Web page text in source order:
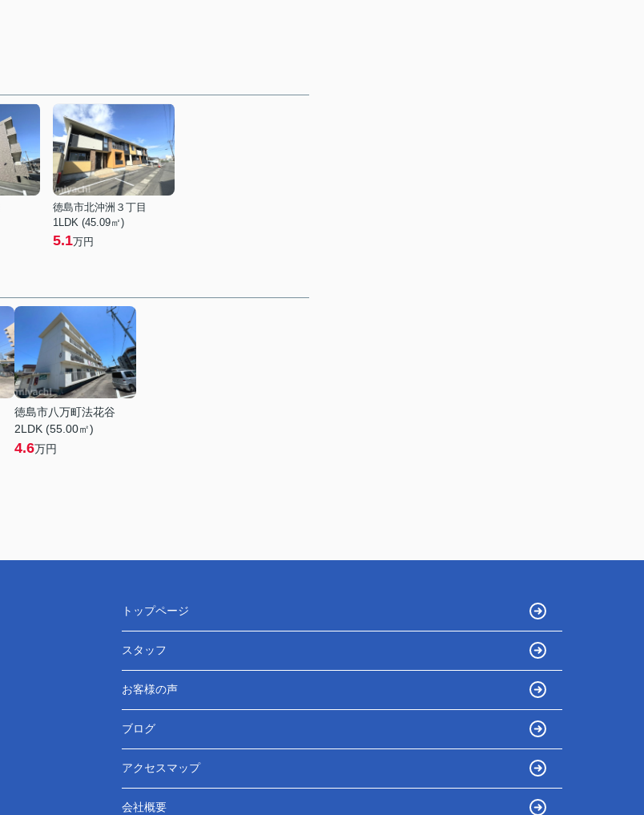
徳島市北沖洲３丁目
1LDK (45.09㎡)
5.1万円
徳島市八万町法花谷
2LDK (55.00㎡)
4.6万円
トップページ
スタッフ
お客様の声
ブログ
アクセスマップ
会社概要